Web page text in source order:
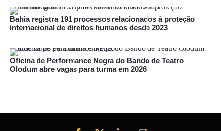
Bahia registra 191 processos relacionados à proteção
internacional de direitos humanos desde 2023
Oficina de Performance Negra do Bando de Teatro
Olodum abre vagas para turma em 2026